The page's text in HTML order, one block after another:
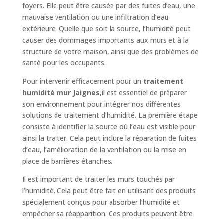
foyers. Elle peut être causée par des fuites d’eau, une
mauvaise ventilation ou une infiltration d’eau
extérieure. Quelle que soit la source, l’humidité peut
causer des dommages importants aux murs et à la
structure de votre maison, ainsi que des problèmes de
santé pour les occupants.
Pour intervenir efficacement pour un traitement
humidité mur Jaignes,il est essentiel de préparer
son environnement pour intégrer nos différentes
solutions de traitement d’humidité. La première étape
consiste à identifier la source où l’eau est visible pour
ainsi la traiter. Cela peut inclure la réparation de fuites
d’eau, l’amélioration de la ventilation ou la mise en
place de barrières étanches.
Il est important de traiter les murs touchés par
l’humidité. Cela peut être fait en utilisant des produits
spécialement conçus pour absorber l’humidité et
empêcher sa réapparition. Ces produits peuvent être